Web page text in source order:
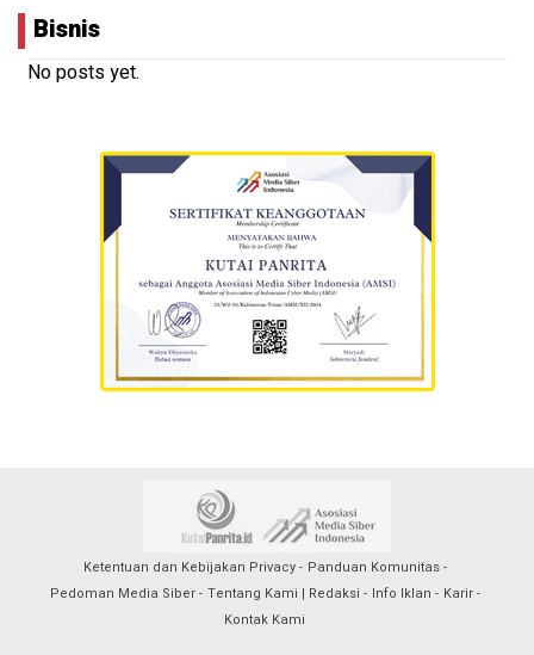
Bisnis
No posts yet.
Ketentuan dan Kebijakan Privacy
Panduan Komunitas
Pedoman Media Siber
Tentang Kami | Redaksi Info Iklan
Karir
Kontak Kami